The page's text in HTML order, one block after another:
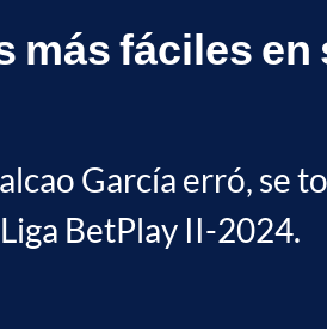
más fáciles
García erró, se
BetPlay II-2024.